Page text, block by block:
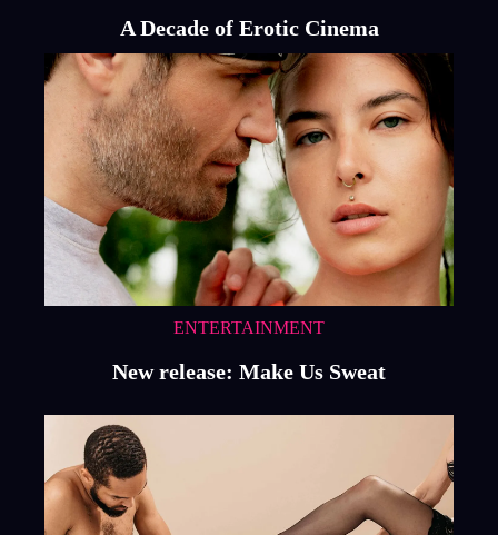
A Decade of Erotic Cinema
ENTERTAINMENT
New release: Make Us Sweat